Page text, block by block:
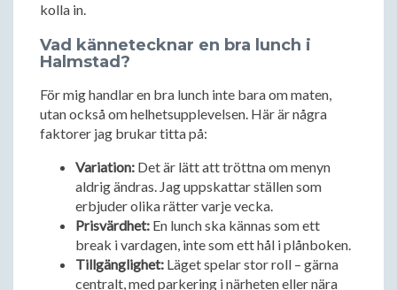
kolla in.
Vad kännetecknar en bra lunch i
Halmstad?
För mig handlar en bra lunch inte bara om maten,
utan också om helhetsupplevelsen. Här är några
faktorer jag brukar titta på:
Variation: Det är lätt att tröttna om menyn
aldrig ändras. Jag uppskattar ställen som
erbjuder olika rätter varje vecka.
Prisvärdhet: En lunch ska kännas som ett
break i vardagen, inte som ett hål i plånboken.
Tillgänglighet: Läget spelar stor roll – gärna
centralt, med parkering i närheten eller nära